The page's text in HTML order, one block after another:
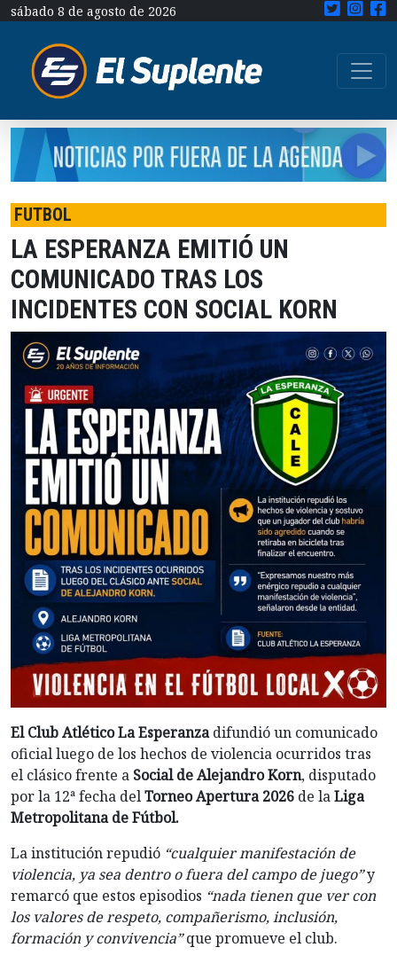
sábado 8 de agosto de 2026
FUTBOL
LA ESPERANZA EMITIÓ UN
COMUNICADO TRAS LOS
INCIDENTES CON SOCIAL KORN
El Club Atlético La Esperanzadifundió un comunicado
oficial luego de los hechos de violencia ocurridos tras
el clásico frente a Social de Alejandro Korn, disputado
por la 12ª fecha delTorneo Apertura 2026 de laLiga
Metropolitana de Fútbol.
La institución repudió “cualquier manifestación de
violencia, ya sea dentro o fuera del campo de juego”y
remarcó que estos episodios “nada tienen que ver con
los valores de respeto, compañerismo, inclusión,
formación y convivencia”que promueve el club.